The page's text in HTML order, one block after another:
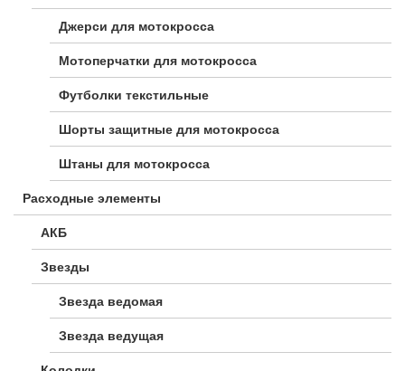
Джерси для мотокросса
Мотоперчатки для мотокросса
Футболки текстильные
Шорты защитные для мотокросса
Штаны для мотокросса
Расходные элементы
АКБ
Звезды
Звезда ведомая
Звезда ведущая